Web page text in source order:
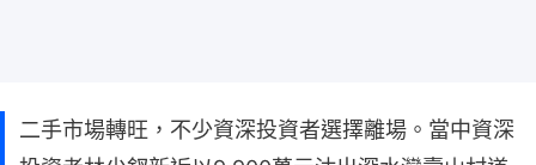
二手市場轉旺，不少資深投資者選擇離場。當中資深